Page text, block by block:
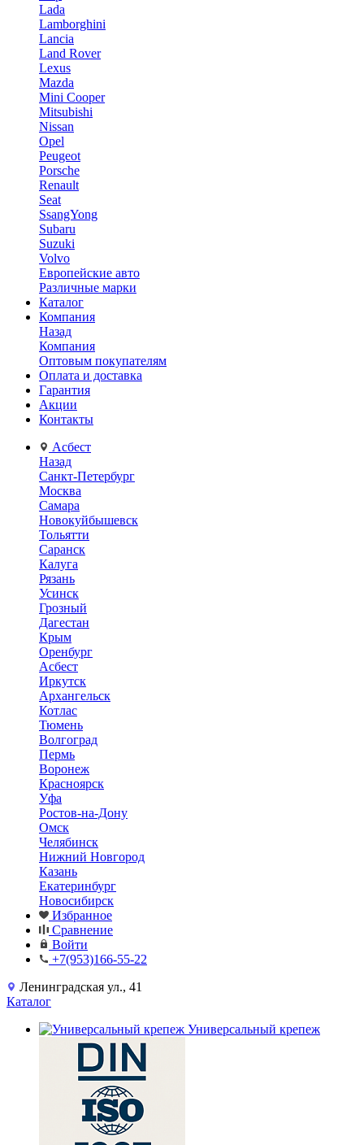
Lada
Lamborghini
Lancia
Land Rover
Lexus
Mazda
Mini Cooper
Mitsubishi
Nissan
Opel
Peugeot
Porsche
Renault
Seat
SsangYong
Subaru
Suzuki
Volvo
Европейские авто
Различные марки
Каталог
Компания
Назад
Компания
Оптовым покупателям
Оплата и доставка
Гарантия
Акции
Контакты
Асбест
Назад
Санкт-Петербург
Москва
Самара
Новокуйбышевск
Тольятти
Саранск
Калуга
Рязань
Усинск
Грозный
Дагестан
Крым
Оренбург
Асбест
Иркутск
Архангельск
Котлас
Тюмень
Волгоград
Пермь
Воронеж
Красноярск
Уфа
Ростов-на-Дону
Омск
Челябинск
Нижний Новгород
Казань
Екатеринбург
Новосибирск
Избранное
Сравнение
Войти
+7(953)166-55-22
Ленинградская ул., 41
Каталог
Универсальный крепеж